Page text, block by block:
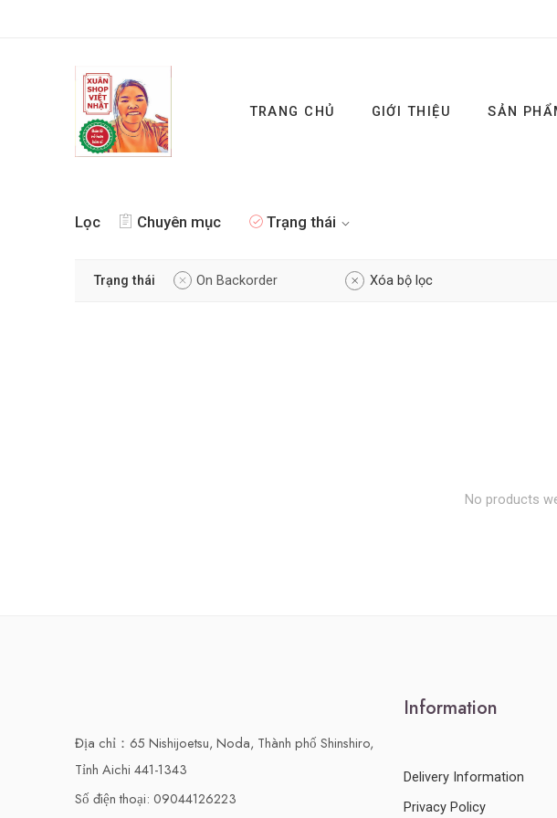
TRANG CHỦ GIỚI THIỆU SẢN
Lọc Chuyên mục Trạng thái
Trạng thái On Backorder Xóa bộ lọc
No products
Địa chỉ：65 Nishijoetsu, Noda, Thành phố Shinshiro,
Tỉnh Aichi 441-1343
Số điện thoại: 09044126223
Information
Delivery Information
Privacy Policy